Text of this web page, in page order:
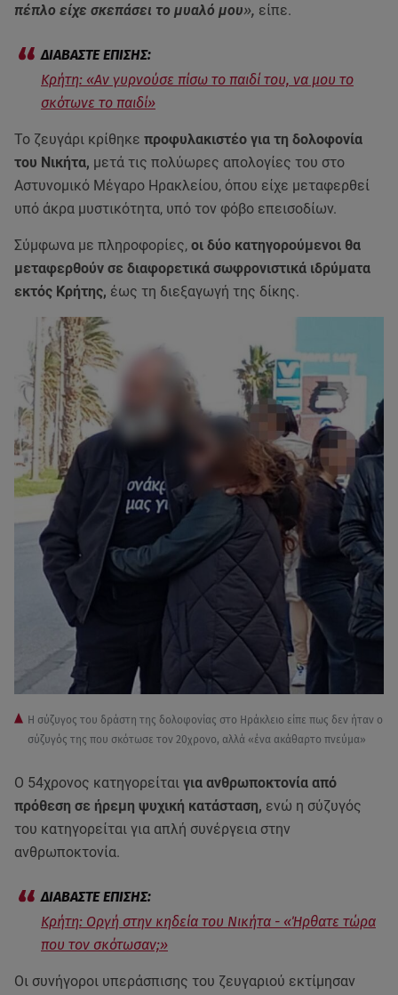
πέπλο είχε σκεπάσει το μυαλό μου», είπε.
Κρήτη: «Αν γυρνούσε πίσω το παιδί του, να μου το
σκότωνε το παιδί»
Το ζευγάρι κρίθηκε προφυλακιστέο για τη δολοφονία
του Νικήτα, μετά τις πολύωρες απολογίες του στο
Αστυνομικό Μέγαρο Ηρακλείου, όπου είχε μεταφερθεί
υπό άκρα μυστικότητα, υπό τον φόβο επεισοδίων.
Σύμφωνα με πληροφορίες, οι δύο κατηγορούμενοι θα
μεταφερθούν σε διαφορετικά σωφρονιστικά ιδρύματα
εκτός Κρήτης, έως τη διεξαγωγή της δίκης.
Η σύζυγος του δράστη της δολοφονίας στο Ηράκλειο είπε πως δεν ήταν ο
σύζυγός της που σκότωσε τον 20χρονο, αλλά «ένα ακάθαρτο πνεύμα»
Ο 54χρονος κατηγορείται για ανθρωποκτονία από
πρόθεση σε ήρεμη ψυχική κατάσταση, ενώ η σύζυγός
του κατηγορείται για απλή συνέργεια στην
ανθρωποκτονία.
Κρήτη: Οργή στην κηδεία του Νικήτα - «Ήρθατε τώρα
που τον σκότωσαν;»
Οι συνήγοροι υπεράσπισης του ζευγαριού εκτίμησαν